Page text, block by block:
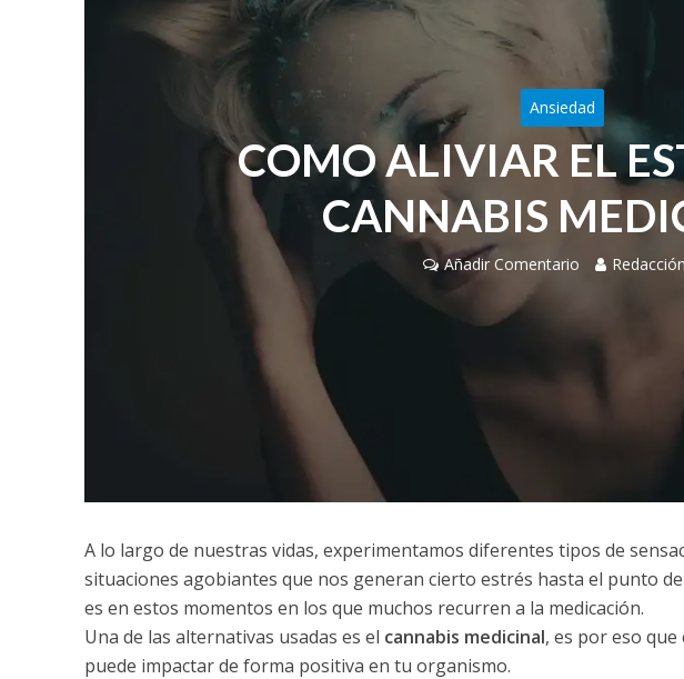
Ansiedad
COMO ALIVIAR EL
CANNABIS
Añadir Comentario Redacción
A lo largo de nuestras vidas, experimentamos diferentes tipos de
situaciones agobiantes que nos generan cierto estrés hasta el punto
es en estos momentos en los que muchos recurren a la medicación.
Una de las alternativas usadas es el cannabis medicinal, es por eso
puede impactar de forma positiva en tu organismo.